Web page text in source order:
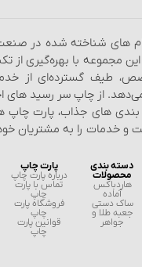
های شناخته شده در
مجموعه با بهره‌گیری از
طیف گسترده‌ای از
می‌دهد. از چاپ سر رسید های
بندی‌ های جذاب، پارت چاپ
و خدمات را به مشتریان
دسته بندی
محصولات
هاردباکس
آماده
ساک دستی
جعبه طلا و
جواهر
پارت چاپ
درباره پارت چاپ
تماس با پارت
چاپ
فروشگاه پارت
چاپ
قوانین پارت
چاپ